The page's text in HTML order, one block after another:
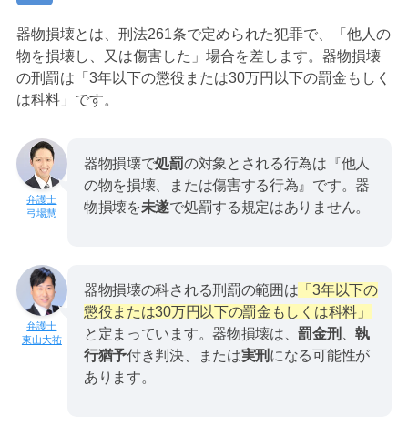
器物損壊とは、刑法261条で定められた犯罪で、「他人の
物を損壊し、又は傷害した」場合を差します。器物損壊
の刑罰は「3年以下の懲役または30万円以下の罰金もしく
は科料」です。
弓場慧
器物損壊で処罰の対象とされる行為は『他人
の物を損壊、または傷害する行為』です。器
物損壊を未遂で処罰する規定はありません。
東山大祐
器物損壊の科される刑罰の範囲は 「3年以下の
懲役または30万円以下の罰金もしくは科料」
と定まっています。器物損壊は、罰金刑 、執
行猶予付き判決、または実刑 になる可能性が
あります。